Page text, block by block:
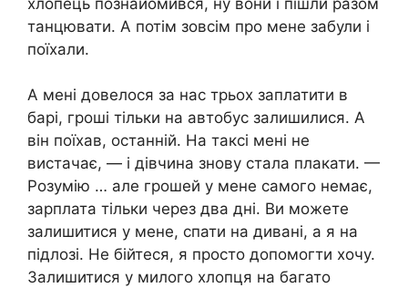
танцювати. А потім зовсім про мене забули і
поїхали.
А мені довелося за нас трьох заплатити в
барі, гроші тільки на автобус залишилися. А
він поїхав, останній. На таксі мені не
вистачає, — і дівчина знову стала плакати. —
Розумію … але грошей у мене самого немає,
зарплата тільки через два дні. Ви можете
залишитися у мене, спати на дивані, а я на
підлозі. Не бійтеся, я просто допомогти хочу.
Залишитися у милого хлопця на багато